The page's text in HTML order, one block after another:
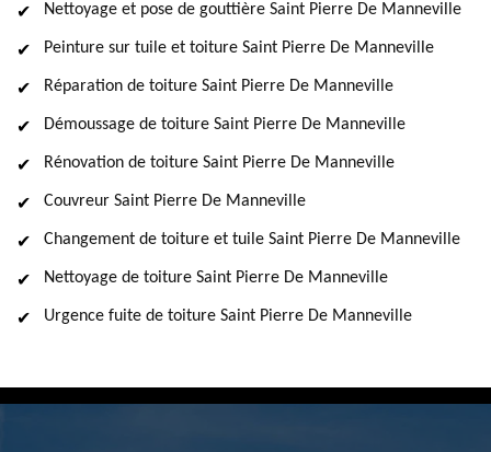
Nettoyage et pose de gouttière Saint Pierre De Manneville
Peinture sur tuile et toiture Saint Pierre De Manneville
Réparation de toiture Saint Pierre De Manneville
Démoussage de toiture Saint Pierre De Manneville
Rénovation de toiture Saint Pierre De Manneville
Couvreur Saint Pierre De Manneville
Changement de toiture et tuile Saint Pierre De Manneville
Nettoyage de toiture Saint Pierre De Manneville
Urgence fuite de toiture Saint Pierre De Manneville